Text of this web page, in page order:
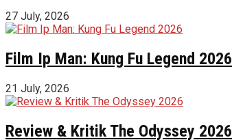
27 July, 2026
Film Ip Man: Kung Fu Legend 2026
21 July, 2026
Review & Kritik The Odyssey 2026